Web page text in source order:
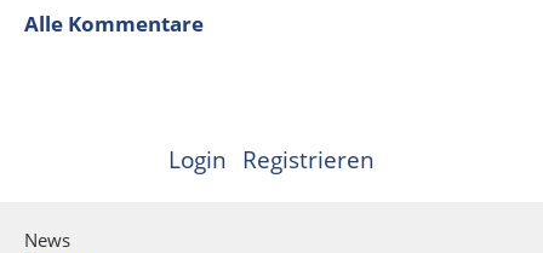
Alle Kommentare
Login Registrieren
News